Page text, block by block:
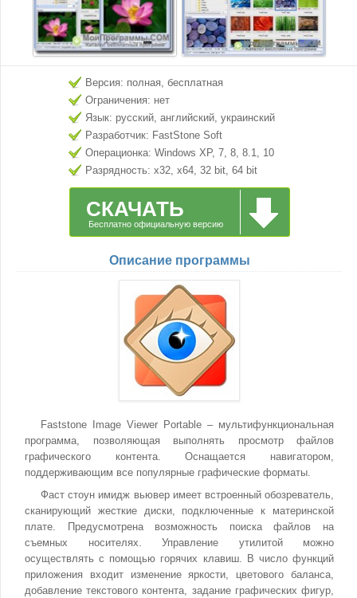
Версия: полная, бесплатная
Ограничения: нет
Язык: русский, английский, украинский
Разработчик: FastStone Soft
Операционка: Windows XP, 7, 8, 8.1, 10
Разрядность: x32, x64, 32 bit, 64 bit
СКАЧАТЬ
Бесплатно официальную версию
Описание программы
Faststone Image Viewer Portable – мультифункциональная
программа, позволяющая выполнять просмотр файлов
графического контента. Оснащается навигатором,
поддерживающим все популярные графические форматы.
Фаст стоун имидж вьювер имеет встроенный обозреватель,
сканирующий жесткие диски, подключенные к материнской
плате. Предусмотрена возможность поиска файлов на
съемных носителях. Управление утилитой можно
осуществлять с помощью горячих клавиш. В число функций
приложения входит изменение яркости, цветового баланса,
добавление текстового контента, задание графических фигур,